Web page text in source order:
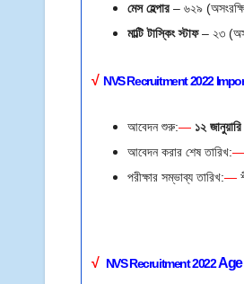
মেস হেল্পার – ৬২৯
মাল্টি টাস্কিং স্টাফ– ২৩
√NVSRecruitment 2022
আবেদন শুরু:— ১২
আবেদন করার শেষ তারিখ:—
পরীক্ষার সম্ভাব্য তারিখ:—
√ NVS Recruitment 2022Age